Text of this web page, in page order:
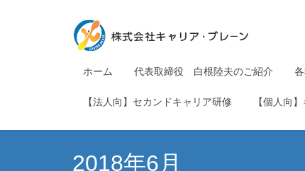
ホーム 代表取締役 白根陸夫のご紹介
【法人向】セカンドキャリア研修 【個人向
2018年6月